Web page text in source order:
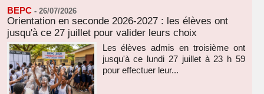
BEPC - 26/07/2026
Orientation en seconde 2026-2027 : les élèves ont
jusqu'à ce 27 juillet pour valider leurs choix
Les élèves admis en troisième ont
jusqu'à ce lundi 27 juillet à 23 h 59
pour effectuer leur...